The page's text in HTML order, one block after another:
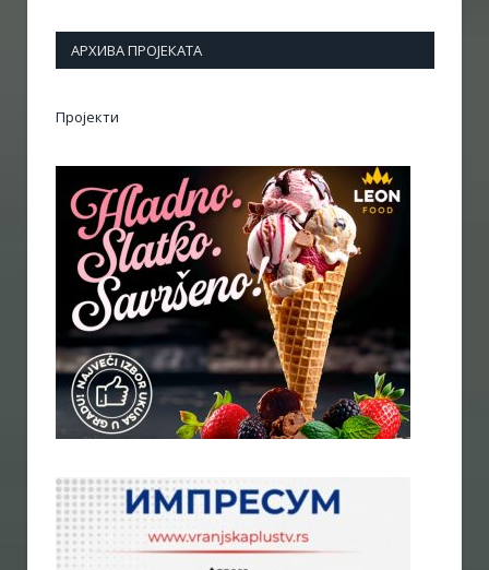
АРХИВА ПРОЈЕКАТА
Пројекти